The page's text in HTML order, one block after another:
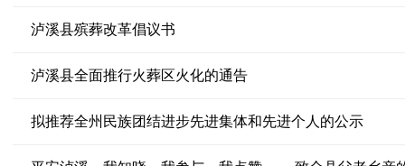
泸溪县殡葬改革倡议书
泸溪县全面推行火葬区火化的通告
拟推荐全州民族团结进步先进集体和先进个人的公示